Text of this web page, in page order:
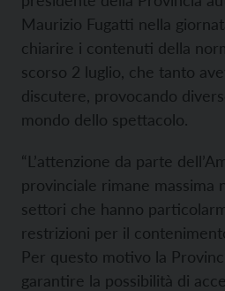
Maurizio Fugatti nella
chiarire i contenuti della
scorso 2 luglio, che tanto
discutere, provocando
mondo dello spettacolo.
“L’attenzione da parte
provinciale rimane massima
settori che hanno
restrizioni per il
Per questo motivo la
garantire la possibilità di